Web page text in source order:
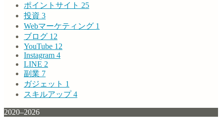
ポイントサイト 25
投資 3
Webマーケティング 1
ブログ 12
YouTube 12
Instagram 4
LINE 2
副業 7
ガジェット 1
スキルアップ4
2020–2026